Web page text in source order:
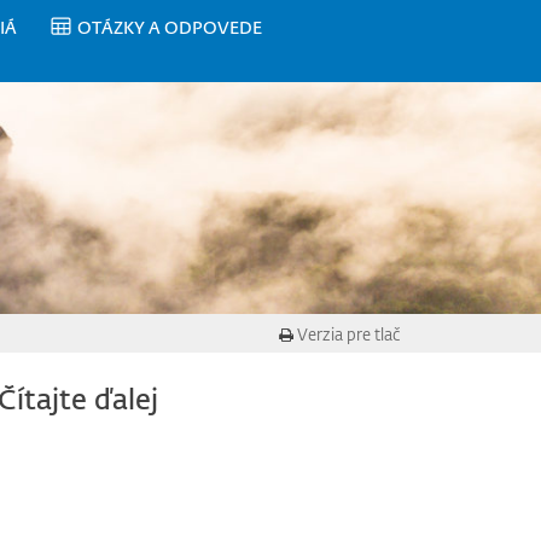
OTÁZKY A ODPOVEDE
Verzia pre tlač
ďalej